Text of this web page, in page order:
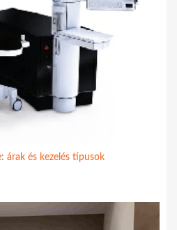
árak és kezelés típusok